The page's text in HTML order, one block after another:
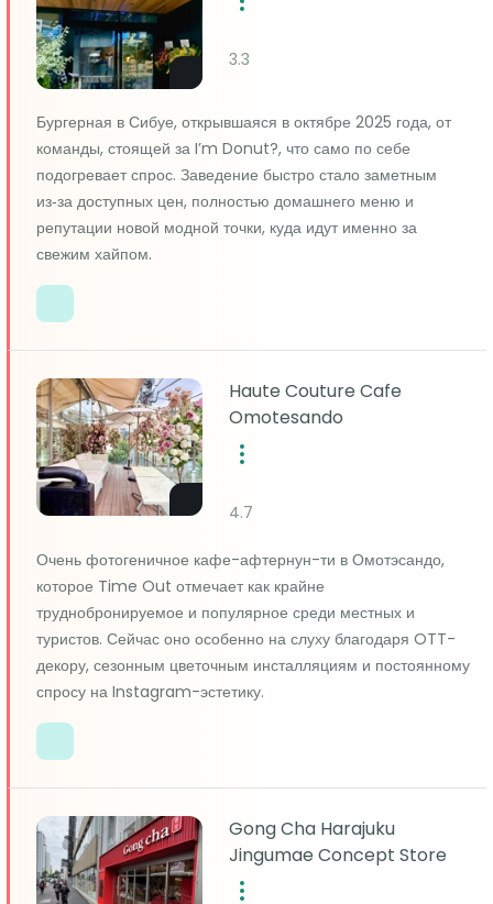
3.3
Бургерная в Сибуе, открывшаяся в октябре 2025 года, от
команды, стоящей за I’m Donut?, что само по себе
подогревает спрос. Заведение быстро стало заметным
из‑за доступных цен, полностью домашнего меню и
репутации новой модной точки, куда идут именно за
свежим хайпом.
Haute Couture Cafe
Omotesando
4.7
Очень фотогеничное кафе-афтернун-ти в Омотэсандо,
которое Time Out отмечает как крайне
труднобронируемое и популярное среди местных и
туристов. Сейчас оно особенно на слуху благодаря OTT-
декору, сезонным цветочным инсталляциям и постоянному
спросу на Instagram-эстетику.
Gong Cha Harajuku
Jingumae Concept Store